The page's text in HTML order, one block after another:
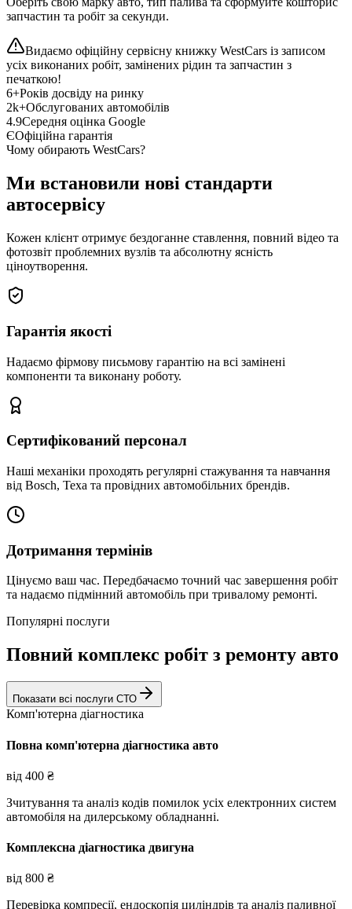
запчастин та робіт за секунди.
Видаємо офіційну сервісну книжку WestCars із записом
усіх виконаних робіт, замінених рідин та запчастин з
печаткою!
6+Років досвіду на ринку
2k+Обслугованих автомобілів
4.9Середня оцінка Google
ЄОфіційна гарантія
Чому обирають WestCars?
Ми встановили нові стандарти
автосервісу
Кожен клієнт отримує бездоганне ставлення, повний відео та
фотозвіт проблемних вузлів та абсолютну ясність
ціноутворення.
Гарантія якості
Надаємо фірмову письмову гарантію на всі замінені
компоненти та виконану роботу.
Сертифікований персонал
Наші механіки проходять регулярні стажування та навчання
від Bosch, Texa та провідних автомобільних брендів.
Дотримання термінів
Цінуємо ваш час. Передбачаємо точний час завершення робіт
та надаємо підмінний автомобіль при тривалому ремонті.
Популярні послуги
Повний комплекс робіт з ремонту авто
Показати всі послуги СТО
Комп'ютерна діагностика
Повна комп'ютерна діагностика авто
від 400 ₴
Зчитування та аналіз кодів помилок усіх електронних систем
автомобіля на дилерському обладнанні.
Комплексна діагностика двигуна
від 800 ₴
Перевірка компресії, ендоскопія циліндрів та аналіз паливної